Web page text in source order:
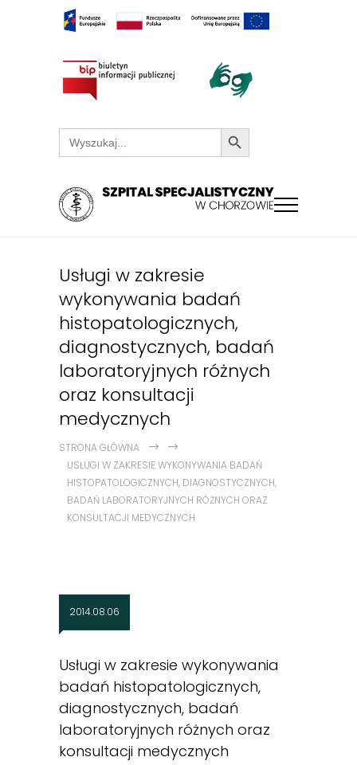
Search
for:
Search Button
Usługi w zakresie
wykonywania badań
histopatologicznych,
diagnostycznych, badań
laboratoryjnych różnych
oraz konsultacji
medycznych
STRONA GŁÓWNA
USŁUGI W ZAKRESIE WYKONYWANIA BADAŃ
HISTOPATOLOGICZNYCH, DIAGNOSTYCZNYCH,
BADAŃ LABORATORYJNYCH RÓŻNYCH ORAZ
KONSULTACJI MEDYCZNYCH
2014.08.06
Usługi w zakresie wykonywania
badań histopatologicznych,
diagnostycznych, badań
laboratoryjnych różnych oraz
konsultacji medycznych